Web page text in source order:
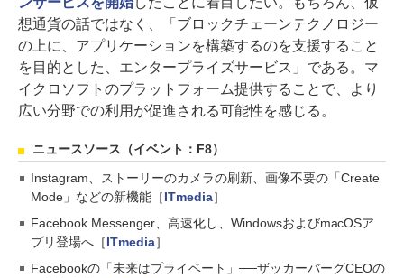
想通貨の話ではなく、「ブロックチェーンテクノロジー
の上に、アプリケーションを構築するのを支援すること
を目的とした、エンタープライズサービス」である。マ
イクロソフトのプラットフォーム提供することで、より
広い分野での利用が促進される可能性を感じる。
ニュースソース（イベント：F8）
Instagram、ストーリーのカメラの刷新、画像不要の「Create
Mode」などの新機能［ITmedia］
Facebook Messenger、高速化し、WindowsおよびmacOSア
プリ登場へ［ITmedia］
Facebookの「未来はプライベート」──ザッカーバーグCEOの